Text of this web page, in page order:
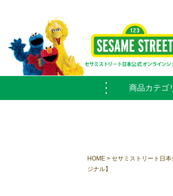
商品カテゴ
HOME セサミストリート日
ジナル】